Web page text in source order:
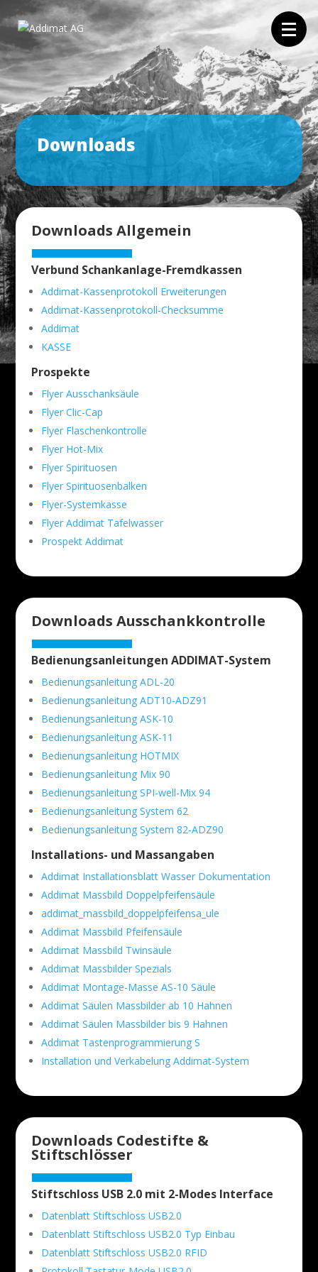
Downloads
Downloads Allgemein
Verbund Schankanlage-Fremdkassen
Addimat-Kassenprotokoll Erweiterungen
Addimat-Kassenprotokoll-Checksumme
Addimat
KASSE
Prospekte
Flyer Ausschanksäule
Flyer Clic-Cap
Flyer Flaschenkontrolle
Flyer Hot-Mix
Flyer Spirituosen
Flyer Spirituosenbalken
Flyer-Systemkasse
Flyer Addimat Tafelwasser
Prospekt Addimat
Downloads Ausschankkontrolle
Bedienungsanleitungen ADDIMAT-System
Bedienungsanleitung ADL-20
Bedienungsanleitung ADT10-ADZ91
Bedienungsanleitung ASK-10
Bedienungsanleitung ASK-11
Bedienungsanleitung HOTMIX
Bedienungsanleitung Mix 90
Bedienungsanleitung SPI-well-Mix 94
Bedienungsanleitung System 62
Bedienungsanleitung System 82-ADZ90
Installations- und Massangaben
Addimat Installationsblatt Wasser Dokumentation
Addimat Massbild Doppelpfeifensäule
addimat_massbild_doppelpfeifensa_ule
Addimat Massbild Pfeifensäule
Addimat Massbild Twinsäule
Addimat Massbilder Spezials
Addimat Montage-Masse AS-10 Säule
Addimat Säulen Massbilder ab 10 Hahnen
Addimat Säulen Massbilder bis 9 Hahnen
Addimat Tastenprogrammierung S
Installation und Verkabelung Addimat-System
Downloads Codestifte &
Stiftschlösser
Stiftschloss USB 2.0 mit 2-Modes Interface
Datenblatt Stiftschloss USB2.0
Datenblatt Stiftschloss USB2.0 Typ Einbau
Datenblatt Stiftschloss USB2.0 RFID